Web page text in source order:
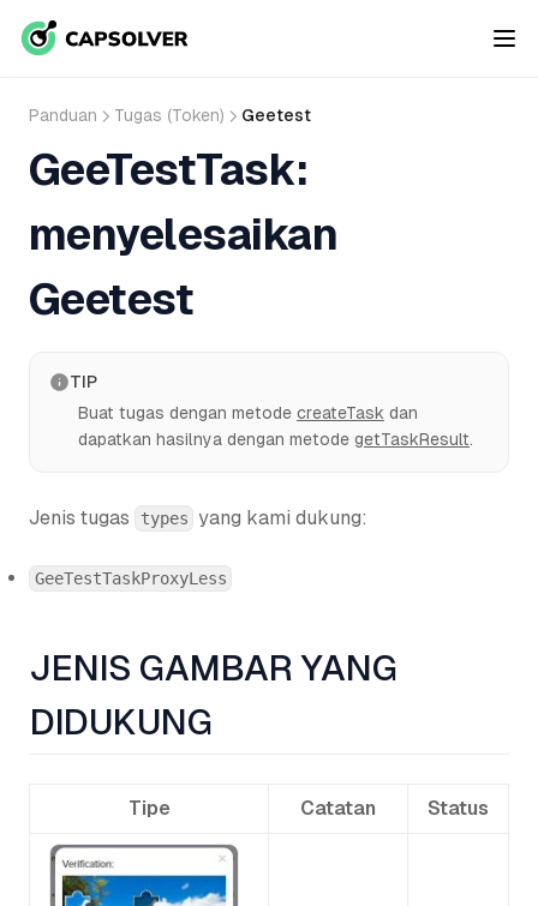
Panduan Tugas (Token) Geetest
GeeTestTask:
menyelesaikan
Geetest
TIP
Buat tugas dengan metode createTask dan
dapatkan hasilnya dengan metode getTaskResult.
Jenis tugas types yang kami dukung:
GeeTestTaskProxyLess
JENIS GAMBAR YANG
DIDUKUNG
Tipe Catatan Status